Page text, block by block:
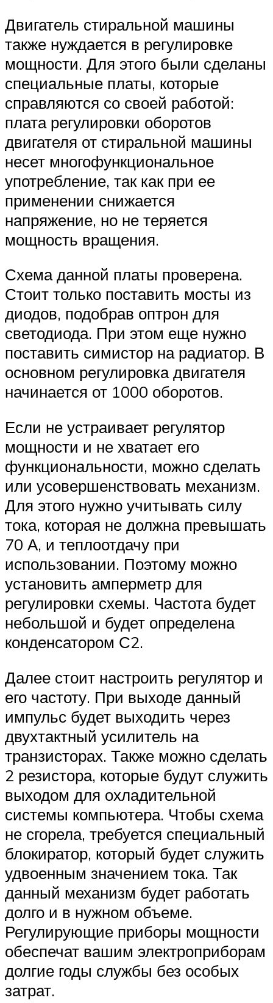
Двигатель стиральной машины
также нуждается в регулировке
мощности. Для этого были сделаны
специальные платы, которые
справляются со своей работой:
плата регулировки оборотов
двигателя от стиральной машины
несет многофункциональное
употребление, так как при ее
применении снижается
напряжение, но не теряется
мощность вращения.
Схема данной платы проверена.
Стоит только поставить мосты из
диодов, подобрав оптрон для
светодиода. При этом еще нужно
поставить симистор на радиатор. В
основном регулировка двигателя
начинается от 1000 оборотов.
Если не устраивает регулятор
мощности и не хватает его
функциональности, можно сделать
или усовершенствовать механизм.
Для этого нужно учитывать силу
тока, которая не должна превышать
70 А, и теплоотдачу при
использовании. Поэтому можно
установить амперметр для
регулировки схемы. Частота будет
небольшой и будет определена
конденсатором С2.
Далее стоит настроить регулятор и
его частоту. При выходе данный
импульс будет выходить через
двухтактный усилитель на
транзисторах. Также можно сделать
2 резистора, которые будут служить
выходом для охладительной
системы компьютера. Чтобы схема
не сгорела, требуется специальный
блокиратор, который будет служить
удвоенным значением тока. Так
данный механизм будет работать
долго и в нужном объеме.
Регулирующие приборы мощности
обеспечат вашим электроприборам
долгие годы службы без особых
затрат.